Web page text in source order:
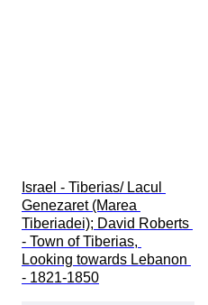
Israel - Tiberias/ Lacul
Genezaret (Marea
Tiberiadei); David Roberts
- Town of Tiberias,
Looking towards Lebanon
- 1821-1850